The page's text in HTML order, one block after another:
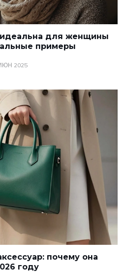
идеальна для женщины
примеры
2025
почему она
году